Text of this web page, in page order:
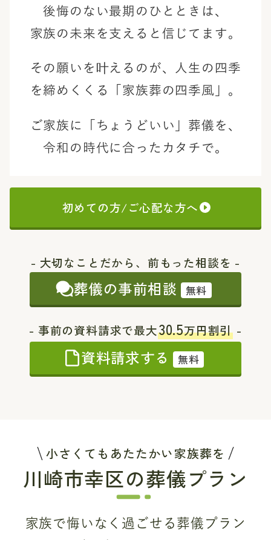
後悔のない最期のひとときは、
家族の未来を支えると信じてます。
その願いを叶えるのが、
人生の四季
を締めくくる「家族葬の四季風」。
ご家族に「ちょうどいい」葬儀を、
令和の時代に合ったカタチで。
初めての方/ご心配な方へ
- 大切なことだから、前もった相談を -
葬儀の事前相談 無料
- 事前の資料請求で最大30.5万円割引 -
資料請求する 無料
小さくてもあたたかい家族葬を
川崎市幸区の葬儀プラン
家族で悔いなく過ごせる葬儀プラン